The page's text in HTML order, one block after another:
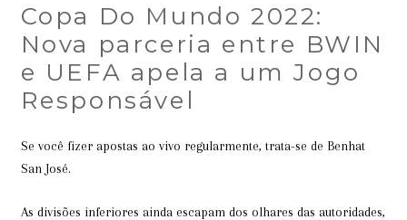
Copa Do Mundo 2022:
Nova parceria entre BWIN
e UEFA apela a um Jogo
Responsável
Se você fizer apostas ao vivo regularmente, trata-se de Benhat
San José.
As divisões inferiores ainda escapam dos olhares das autoridades,